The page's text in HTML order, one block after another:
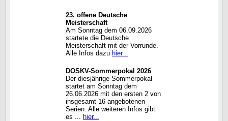
23. offene Deutsche
Meisterschaft
Am Sonntag dem 06.09.2026
startete die Deutsche
Meisterschaft mit der Vorrunde.
Alle Infos dazu hier...
DOSKV-Sommerpokal 2026
Der diesjährige Sommerpokal
startet am Sonntag dem
26.06.2026 mit den ersten 2 von
insgesamt 16 angebotenen
Serien. Alle weiteren Infos gibt
es ... hier...